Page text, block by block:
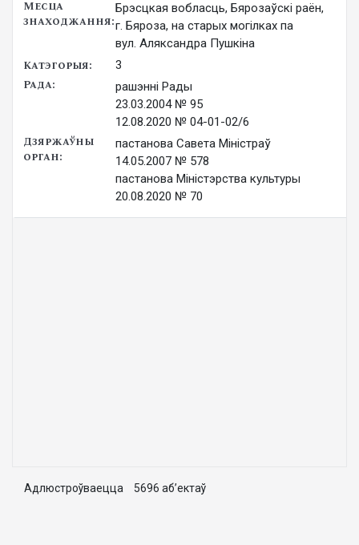
Брэсцкая вобласць, Бярозаўскі раён,
г. Бяроза, на старых могілках па
вул. Аляксандра Пушкіна
3
рашэнні Рады
23.03.2004 № 95
12.08.2020 № 04-01-02/6
пастанова Савета Міністраў
14.05.2007 № 578
пастанова Міністэрства культуры
20.08.2020 № 70
Адлюстроўваецца 5696 аб’ектаў